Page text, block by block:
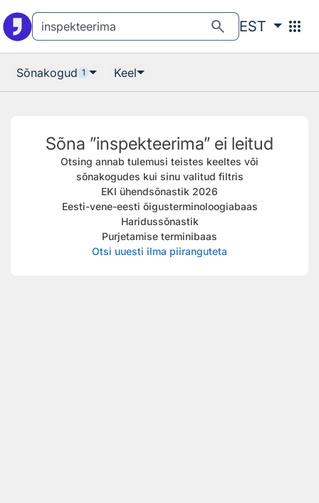
search EST apps
Sõnakogud 1 Keel
Sõna ”inspekteerima” ei leitud
Otsing annab tulemusi teistes keeltes või
sõnakogudes kui sinu valitud filtris
EKI ühendsõnastik 2026
Eesti-vene-eesti õigusterminoloogiabaas
Haridussõnastik
Purjetamise terminibaas
Otsi uuesti ilma piiranguteta